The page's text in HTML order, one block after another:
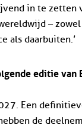
in te zetten
–
als daarbuiten.’
editie van
Een
de